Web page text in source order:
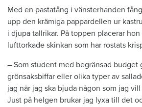
Med en pastatång i vänsterhanden
upp den krämiga pappardellen ur
i djupa tallrikar. På toppen placerar
lufttorkade skinkan som har rostats
– Som student med begränsad budget
grönsaksbiffar eller olika typer av
jag när jag ska bjuda någon som jag
Just på helgen brukar jag lyxa till det